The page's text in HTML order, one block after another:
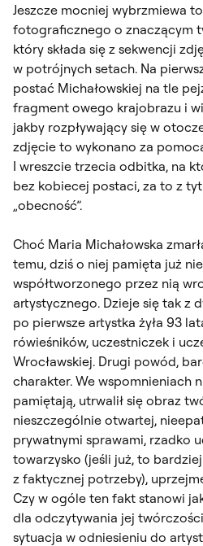
Jeszcze mocniej wybrzmiewa
fotograficznego o znaczącym
który składa się z sekwencji
w potrójnych setach. Na
postać Michałowskiej na tle
fragment owego krajobrazu i
jakby rozpływający się w
zdjęcie to wykonano za
I wreszcie trzecia odbitka, na
bez kobiecej postaci, za to z
„obecność”.
Choć Maria Michałowska
temu, dziś o niej pamięta już
współtworzonego przez nią
artystycznego. Dzieje się tak z
po pierwsze artystka żyła 93
rówieśników, uczestniczek i
Wrocławskiej. Drugi powód,
charakter. We wspomnieniach
pamiętają, utrwalił się obraz
nieszczególnie otwartej,
prywatnymi sprawami, rzadko
towarzysko (jeśli już, to
z faktycznej potrzeby),
Czy w ogóle ten fakt stanowi
dla odczytywania jej
sytuacja w odniesieniu do